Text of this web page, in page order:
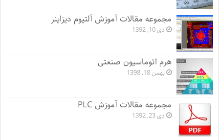
مجموعه مقالات آموزش آلتیوم دیزاینر
دی 10, 1392
هرم اتوماسیون صنعتی
بهمن 18, 1398
مجموعه مقالات آموزش PLC
دی 23, 1392